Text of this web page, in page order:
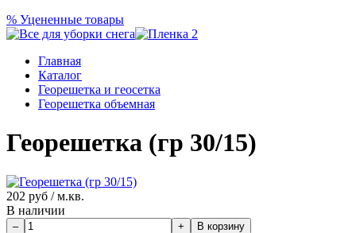
% Уцененные товары
Главная
Каталог
Георешетка и геосетка
Георешетка объемная
Георешетка (гр 30/15)
202 руб / м.кв.
В наличии